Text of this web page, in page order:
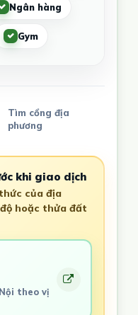
Ngân hàng
Gym
Tìm cổng địa
phương
khi giao dịch
của địa
hoặc thửa đất
theo vị